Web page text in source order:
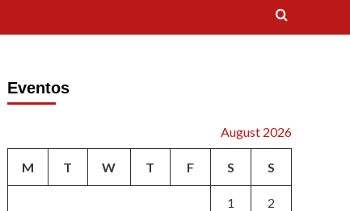
Eventos
August 2026
M T W T F S S
1 2